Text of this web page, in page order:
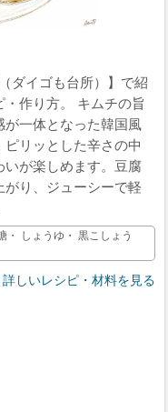
ダイゴも台所）】で紹
作り方。 キムチの旨
が一体となった韓国風
リッとした辛さの中
いが楽しめます。豆腐
り、ジューシーで軽
・ しょうゆ・ 黒こしょう
しいレシピ・材料を見る